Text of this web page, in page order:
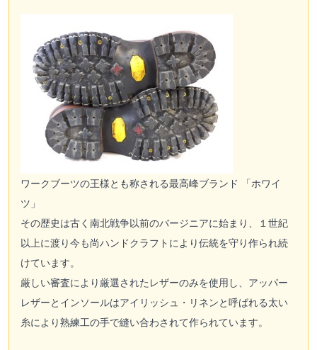
ワークブーツの王様とも称される最高峰ブランド 「ホワイ
ツ」
その歴史は古く南北戦争以前のバージニアに始まり、１世紀
以上に渡り今も尚ハンドクラフトにより伝統を守り作られ続
けています。
厳しい審査により厳選されたレザーのみを使用し、アッパー
レザーとインソールはアイリッシュ・リネンと呼ばれる太い
糸により熟練工の手で縫い合わされて作られています。